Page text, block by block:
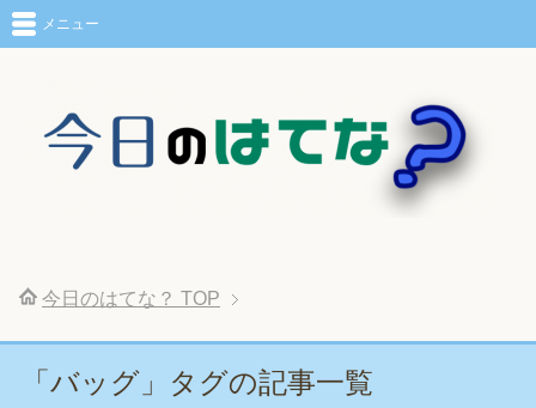
メニュー
今日のはてな？ TOP
「バッグ」タグの記事一覧